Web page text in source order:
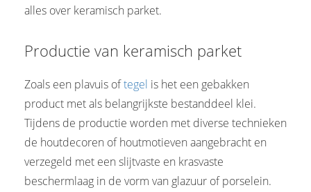
alles over keramisch parket.
Productie van keramisch parket
Zoals een plavuis oftegel is het een gebakken
product met als belangrijkste bestanddeel klei.
Tijdens de productie worden met diverse technieken
de houtdecoren of houtmotieven aangebracht en
verzegeld met een slijtvaste en krasvaste
beschermlaag in de vorm van glazuur of porselein.
website-